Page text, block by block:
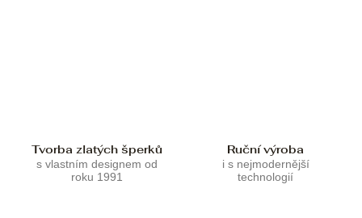
Tvorba zlatých šperků
s vlastním designem od
roku 1991
Ruční výroba
i s nejmodernější
technologií